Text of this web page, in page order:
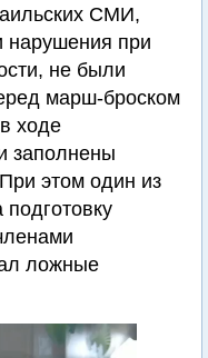
СМИ,
нарушения при
не были
марш-броском
ходе
заполнены
этом один из
ложные